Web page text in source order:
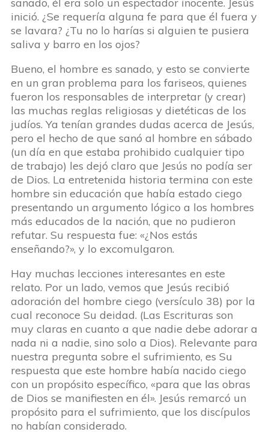
inició. ¿Se requería alguna fe para que él fuera y
se lavara? ¿Tu no lo harías si alguien te pusiera
saliva y barro en los ojos?
Bueno, el hombre es sanado, y esto se convierte
en un gran problema para los fariseos, quienes
fueron los responsables de interpretar (y crear)
las muchas reglas religiosas y dietéticas de los
judíos. Ya tenían grandes dudas acerca de Jesús,
pero el hecho de que sanó al hombre en sábado
(un día en que estaba prohibido cualquier tipo
de trabajo) les dejó claro que Jesús no podía ser
de Dios. La entretenida historia termina con este
hombre sin educación que había estado ciego
presentando un argumento lógico a los hombres
más educados de la nación, que no pudieron
refutar. Su respuesta fue: «¿Nos estás
enseñando?», y lo excomulgaron.
Hay muchas lecciones interesantes en este
relato. Por un lado, vemos que Jesús recibió
adoración del hombre ciego (versículo 38) por la
cual reconoce Su deidad. (Las Escrituras son
muy claras en cuanto a que nadie debe adorar a
nada ni a nadie, sino solo a Dios). Relevante para
nuestra pregunta sobre el sufrimiento, es Su
respuesta que este hombre había nacido ciego
con un propósito específico, «para que las obras
de Dios se manifiesten en él». Jesús remarcó un
propósito para el sufrimiento, que los discípulos
no habían considerado.